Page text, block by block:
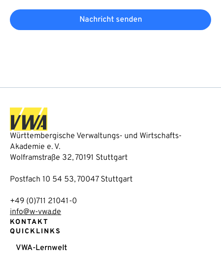
Nachricht senden
Württembergische Verwaltungs- und Wirtschafts-
Akademie e. V.
Wolframstraße 32, 70191 Stuttgart
Postfach 10 54 53, 70047 Stuttgart
+49 (0)711 21041-0
info@w-vwa.de
KONTAKT
QUICKLINKS
VWA-Lernwelt